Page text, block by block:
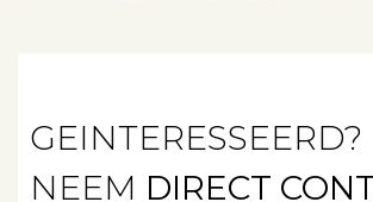
Verhuurd
GEINTERESSEERD?
NEEM DIRECT